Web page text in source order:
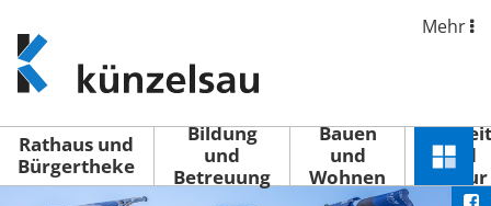
www.kuenzelsau.de
(zur
Startseite)
Mehr
Rathaus und
Bürgertheke
Bildung
und
Betreuung
Bauen
und
Wohnen
Freizeit
und
Kultur
Menü